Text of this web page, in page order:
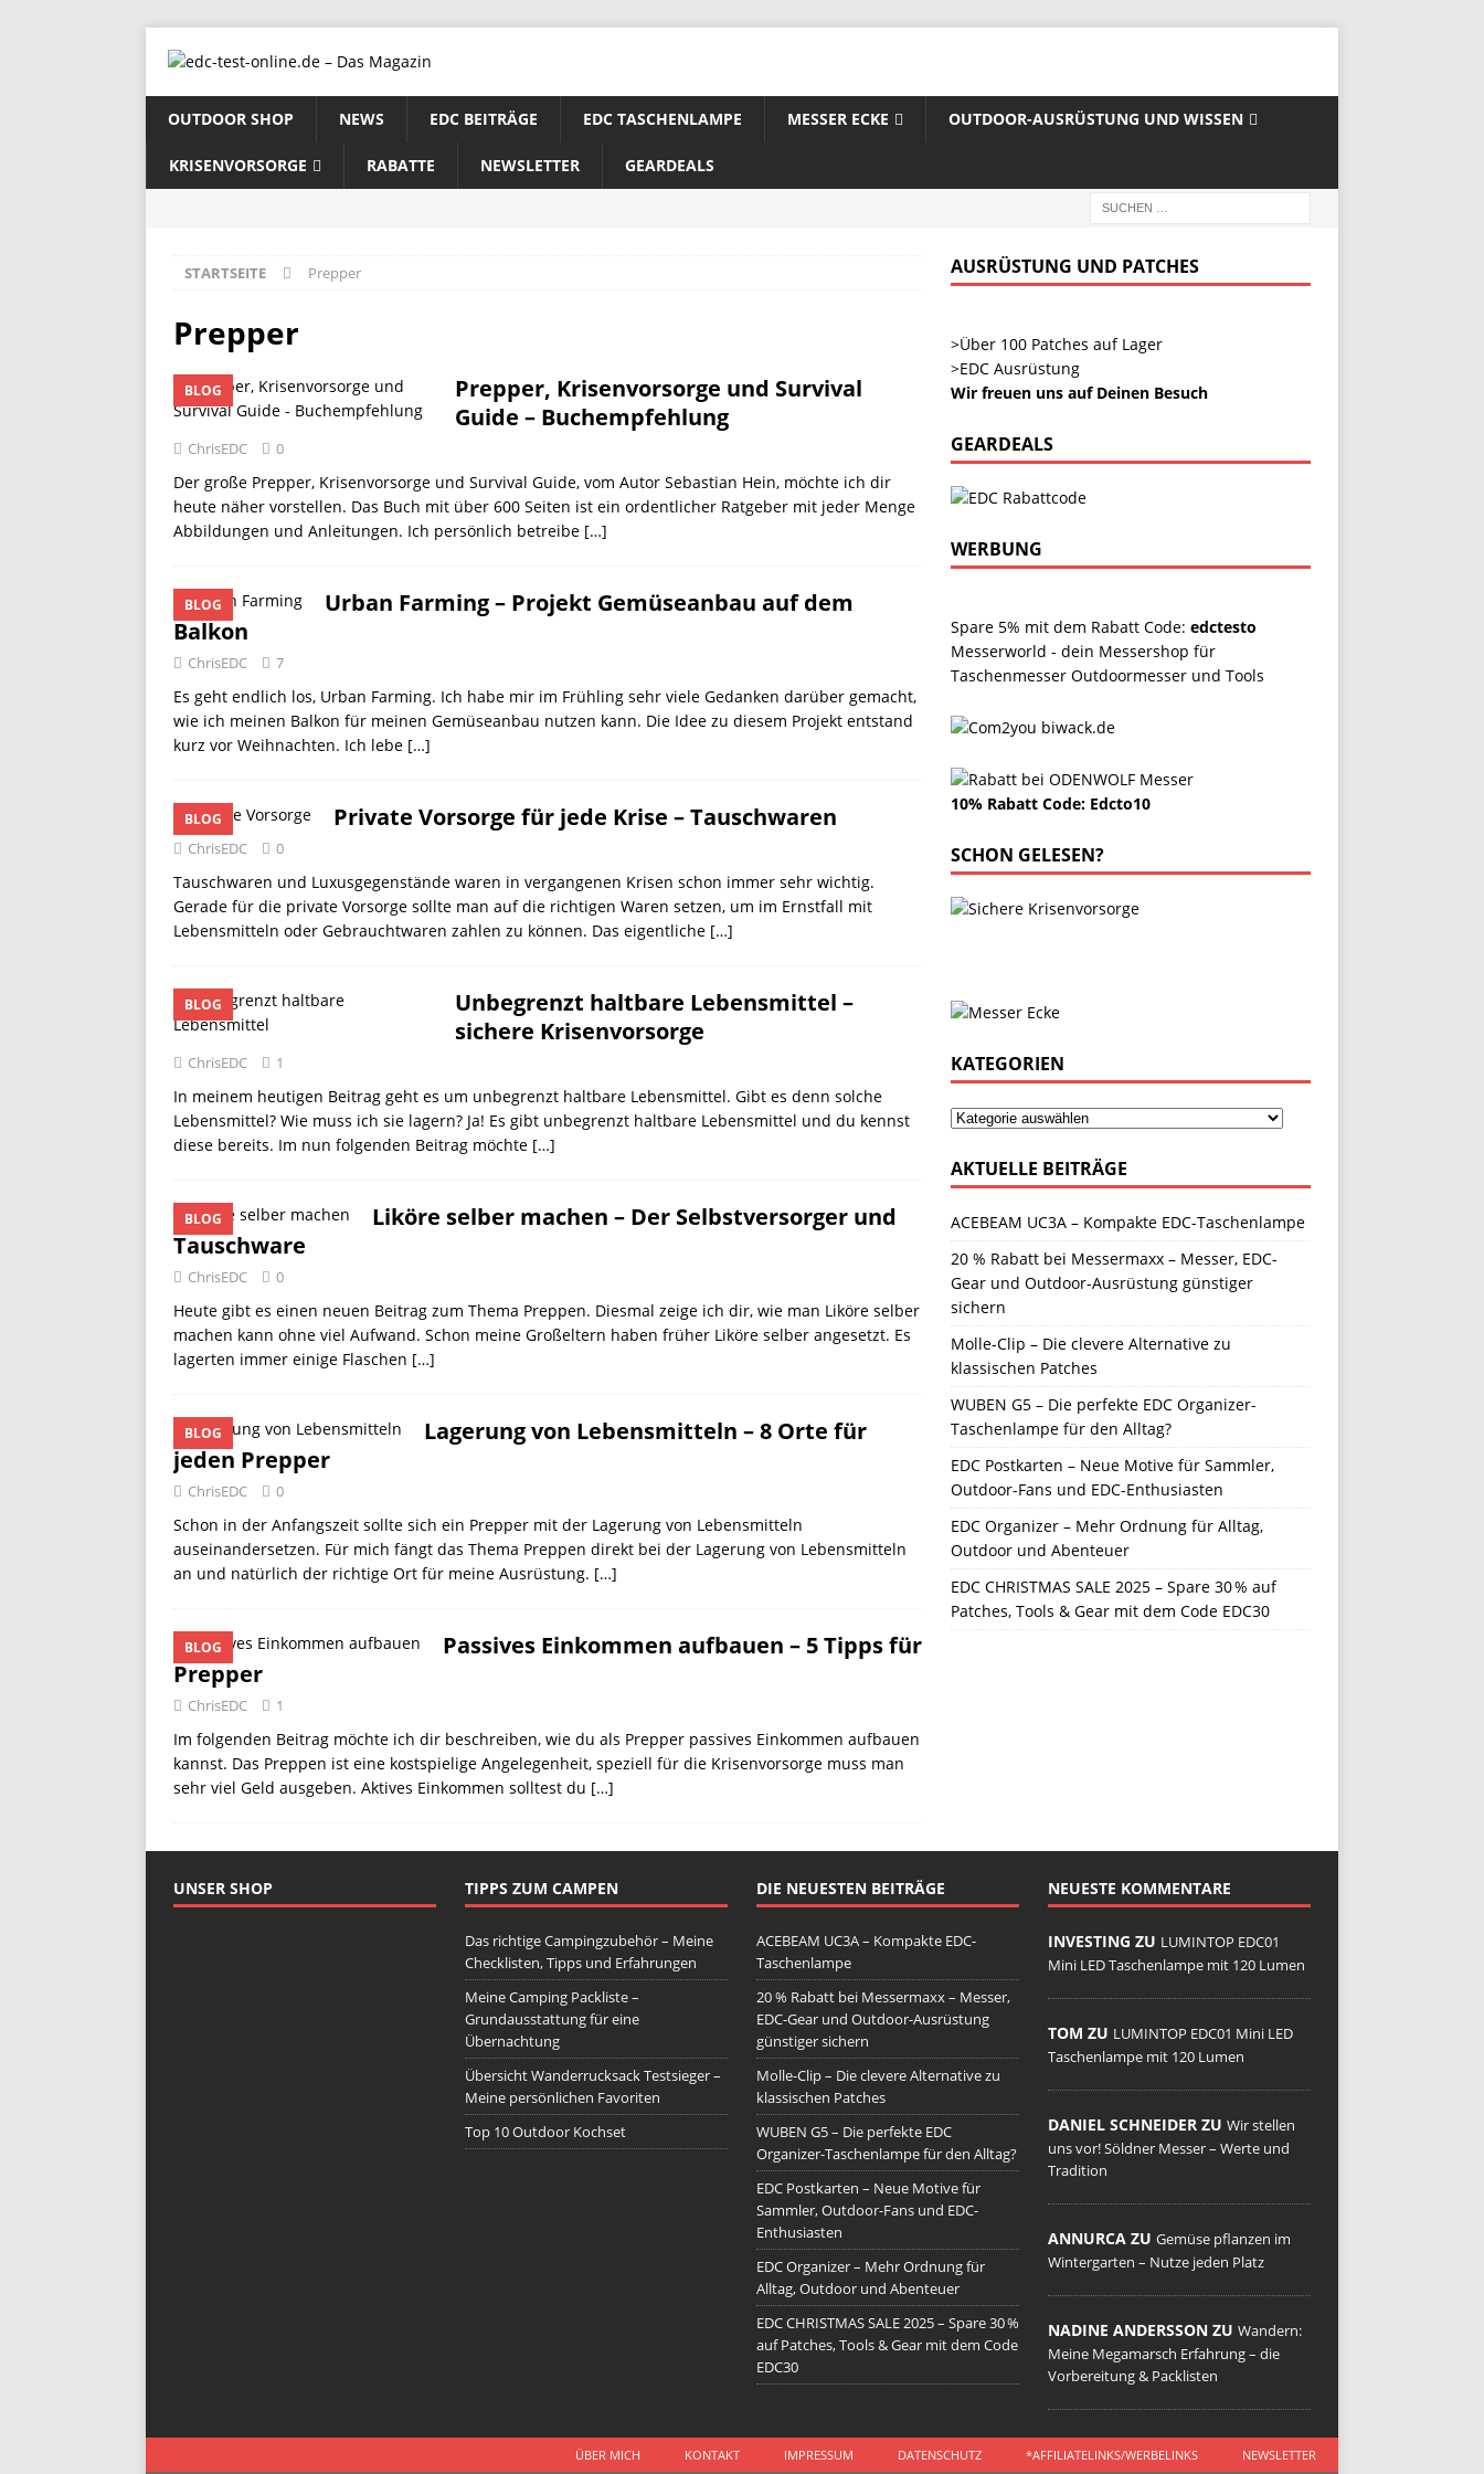
OUTDOOR SHOP NEWS EDC BEITRÄGE EDC TASCHENLAMPE MESSER ECKE OUTDOOR-AUSRÜSTUNG UND WISSEN
KRISENVORSORGE RABATTE NEWSLETTER GEARDEALS
STARTSEITE Prepper
Prepper
BLOG
Prepper, Krisenvorsorge und Survival
Guide – Buchempfehlung
ChrisEDC 0
Der große Prepper, Krisenvorsorge und Survival Guide, vom Autor Sebastian Hein, möchte ich dir
heute näher vorstellen. Das Buch mit über 600 Seiten ist ein ordentlicher Ratgeber mit jeder Menge
Abbildungen und Anleitungen. Ich persönlich betreibe […]
BLOG
Urban Farming – Projekt Gemüseanbau auf dem
Balkon
ChrisEDC 7
Es geht endlich los, Urban Farming. Ich habe mir im Frühling sehr viele Gedanken darüber gemacht,
wie ich meinen Balkon für meinen Gemüseanbau nutzen kann. Die Idee zu diesem Projekt entstand
kurz vor Weihnachten. Ich lebe […]
BLOG Private Vorsorge für jede Krise – Tauschwaren
ChrisEDC 0
Tauschwaren und Luxusgegenstände waren in vergangenen Krisen schon immer sehr wichtig.
Gerade für die private Vorsorge sollte man auf die richtigen Waren setzen, um im Ernstfall mit
Lebensmitteln oder Gebrauchtwaren zahlen zu können. Das eigentliche […]
BLOG
Unbegrenzt haltbare Lebensmittel –
sichere Krisenvorsorge
ChrisEDC 1
In meinem heutigen Beitrag geht es um unbegrenzt haltbare Lebensmittel. Gibt es denn solche
Lebensmittel? Wie muss ich sie lagern? Ja! Es gibt unbegrenzt haltbare Lebensmittel und du kennst
diese bereits. Im nun folgenden Beitrag möchte […]
BLOG
Liköre selber machen – Der Selbstversorger und
Tauschware
ChrisEDC 0
Heute gibt es einen neuen Beitrag zum Thema Preppen. Diesmal zeige ich dir, wie man Liköre selber
machen kann ohne viel Aufwand. Schon meine Großeltern haben früher Liköre selber angesetzt. Es
lagerten immer einige Flaschen […]
BLOG
Lagerung von Lebensmitteln – 8 Orte für
jeden Prepper
ChrisEDC 0
Schon in der Anfangszeit sollte sich ein Prepper mit der Lagerung von Lebensmitteln
auseinandersetzen. Für mich fängt das Thema Preppen direkt bei der Lagerung von Lebensmitteln
an und natürlich der richtige Ort für meine Ausrüstung. […]
BLOG
Passives Einkommen aufbauen – 5 Tipps für
Prepper
ChrisEDC 1
Im folgenden Beitrag möchte ich dir beschreiben, wie du als Prepper passives Einkommen aufbauen
kannst. Das Preppen ist eine kostspielige Angelegenheit, speziell für die Krisenvorsorge muss man
sehr viel Geld ausgeben. Aktives Einkommen solltest du […]
AUSRÜSTUNG UND PATCHES
>Über 100 Patches auf Lager
>EDC Ausrüstung
Wir freuen uns auf Deinen Besuch
GEARDEALS
WERBUNG
Spare 5% mit dem Rabatt Code: edctesto
Messerworld - dein Messershop für
Taschenmesser Outdoormesser und Tools
10% Rabatt Code: Edcto10
SCHON GELESEN?
KATEGORIEN
AKTUELLE BEITRÄGE
ACEBEAM UC3A – Kompakte EDC-Taschenlampe
20 % Rabatt bei Messermaxx – Messer, EDC-
Gear und Outdoor-Ausrüstung günstiger
sichern
Molle-Clip – Die clevere Alternative zu
klassischen Patches
WUBEN G5 – Die perfekte EDC Organizer-
Taschenlampe für den Alltag?
EDC Postkarten – Neue Motive für Sammler,
Outdoor-Fans und EDC-Enthusiasten
EDC Organizer – Mehr Ordnung für Alltag,
Outdoor und Abenteuer
EDC CHRISTMAS SALE 2025 – Spare 30 % auf
Patches, Tools & Gear mit dem Code EDC30
UNSER SHOP TIPPS ZUM CAMPEN
Das richtige Campingzubehör – Meine
Checklisten, Tipps und Erfahrungen
Meine Camping Packliste –
Grundausstattung für eine
Übernachtung
Übersicht Wanderrucksack Testsieger –
Meine persönlichen Favoriten
Top 10 Outdoor Kochset
DIE NEUESTEN BEITRÄGE
ACEBEAM UC3A – Kompakte EDC-
Taschenlampe
20 % Rabatt bei Messermaxx – Messer,
EDC-Gear und Outdoor-Ausrüstung
günstiger sichern
Molle-Clip – Die clevere Alternative zu
klassischen Patches
WUBEN G5 – Die perfekte EDC
Organizer-Taschenlampe für den Alltag?
EDC Postkarten – Neue Motive für
Sammler, Outdoor-Fans und EDC-
Enthusiasten
EDC Organizer – Mehr Ordnung für
Alltag, Outdoor und Abenteuer
EDC CHRISTMAS SALE 2025 – Spare 30 %
auf Patches, Tools & Gear mit dem Code
EDC30
NEUESTE KOMMENTARE
INVESTING ZU LUMINTOP EDC01
Mini LED Taschenlampe mit 120 Lumen
TOM ZU LUMINTOP EDC01 Mini LED
Taschenlampe mit 120 Lumen
DANIEL SCHNEIDER ZU Wir stellen
uns vor! Söldner Messer – Werte und
Tradition
ANNURCA ZU Gemüse pflanzen im
Wintergarten – Nutze jeden Platz
NADINE ANDERSSON ZU Wandern:
Meine Megamarsch Erfahrung – die
Vorbereitung & Packlisten
ÜBER MICH KONTAKT IMPRESSUM DATENSCHUTZ *AFFILIATELINKS/WERBELINKS NEWSLETTER